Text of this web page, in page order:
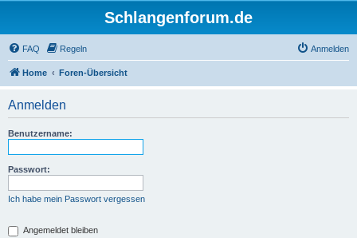
Schlangenforum.de
FAQ Regeln Anmelden
Home Foren-Übersicht
Anmelden
Benutzername:
Passwort:
Ich habe mein Passwort vergessen
Angemeldet bleiben